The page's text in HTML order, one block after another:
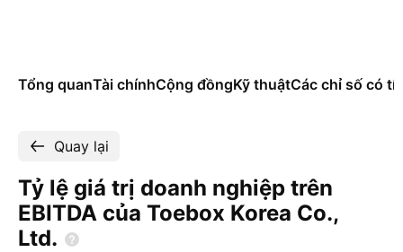
Tổng quanTài chínhCộng đồngKỹ thuậtCác chỉ số có
Quay lại
Tỷ lệ giá trị doanh nghiệp trên
EBITDA của Toebox Korea Co.,
Ltd.